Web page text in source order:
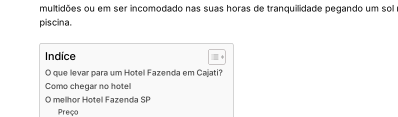
multidões ou em ser incomodado nas suas horas de tranquilidade pegando um sol
piscina.
Indíce
O que levar para um Hotel Fazenda em Cajati?
Como chegar no hotel
O melhor Hotel Fazenda SP
Preço